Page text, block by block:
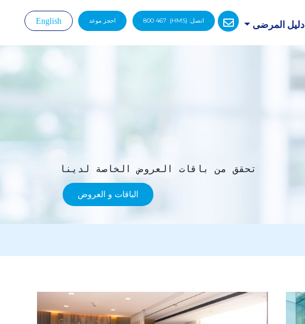
دليل المرضى اتصل: 800 467 (HMS) احجز موعد English
تحقق من باقات العروض الخاصة لدينا
الباقات و العروض